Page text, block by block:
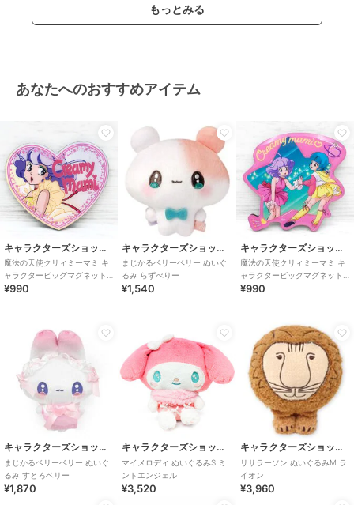
もっとみる
あなたへのおすすめアイテム
キャラクターズショップ ラフラフ
魔法の天使クリィミーマミ キ
ャラクタービッグマグネット
ハート
¥990
キャラクターズショップ ラフラフ
まじかるベリーベリー ぬいぐ
るみ らずべりー
¥1,540
キャラクターズショップ ラフラフ
魔法の天使クリィミーマミ キ
ャラクタービッグマグネット
鏡
¥990
キャラクターズショップ ラフラフ
まじかるベリーベリー ぬいぐ
るみ すとろベリー
¥1,870
キャラクターズショップ ラフラフ
マイメロディ ぬいぐるみS ミ
ントエンジェル
¥3,520
キャラクターズショップ ラフラフ
リサラーソン ぬいぐるみM ラ
イオン
¥3,960